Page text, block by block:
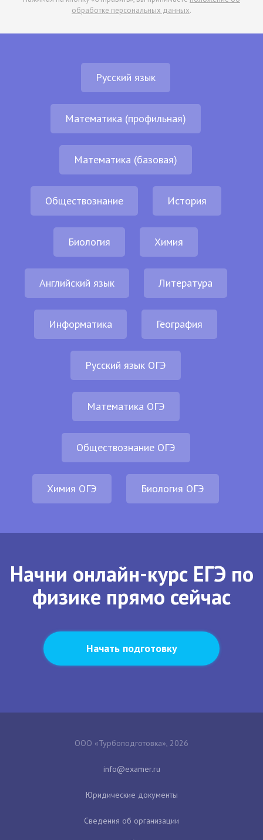
обработке персональных данных.
Русский язык
Математика (профильная)
Математика (базовая)
Обществознание История
Биология Химия
Английский язык Литература
Информатика География
Русский язык ОГЭ
Математика ОГЭ
Обществознание ОГЭ
Химия ОГЭ Биология ОГЭ
Начни онлайн-курс ЕГЭ по
физике прямо сейчас
Начать подготовку
ООО «Турбоподготовка», 2026
Юридические документы
Сведения об организации